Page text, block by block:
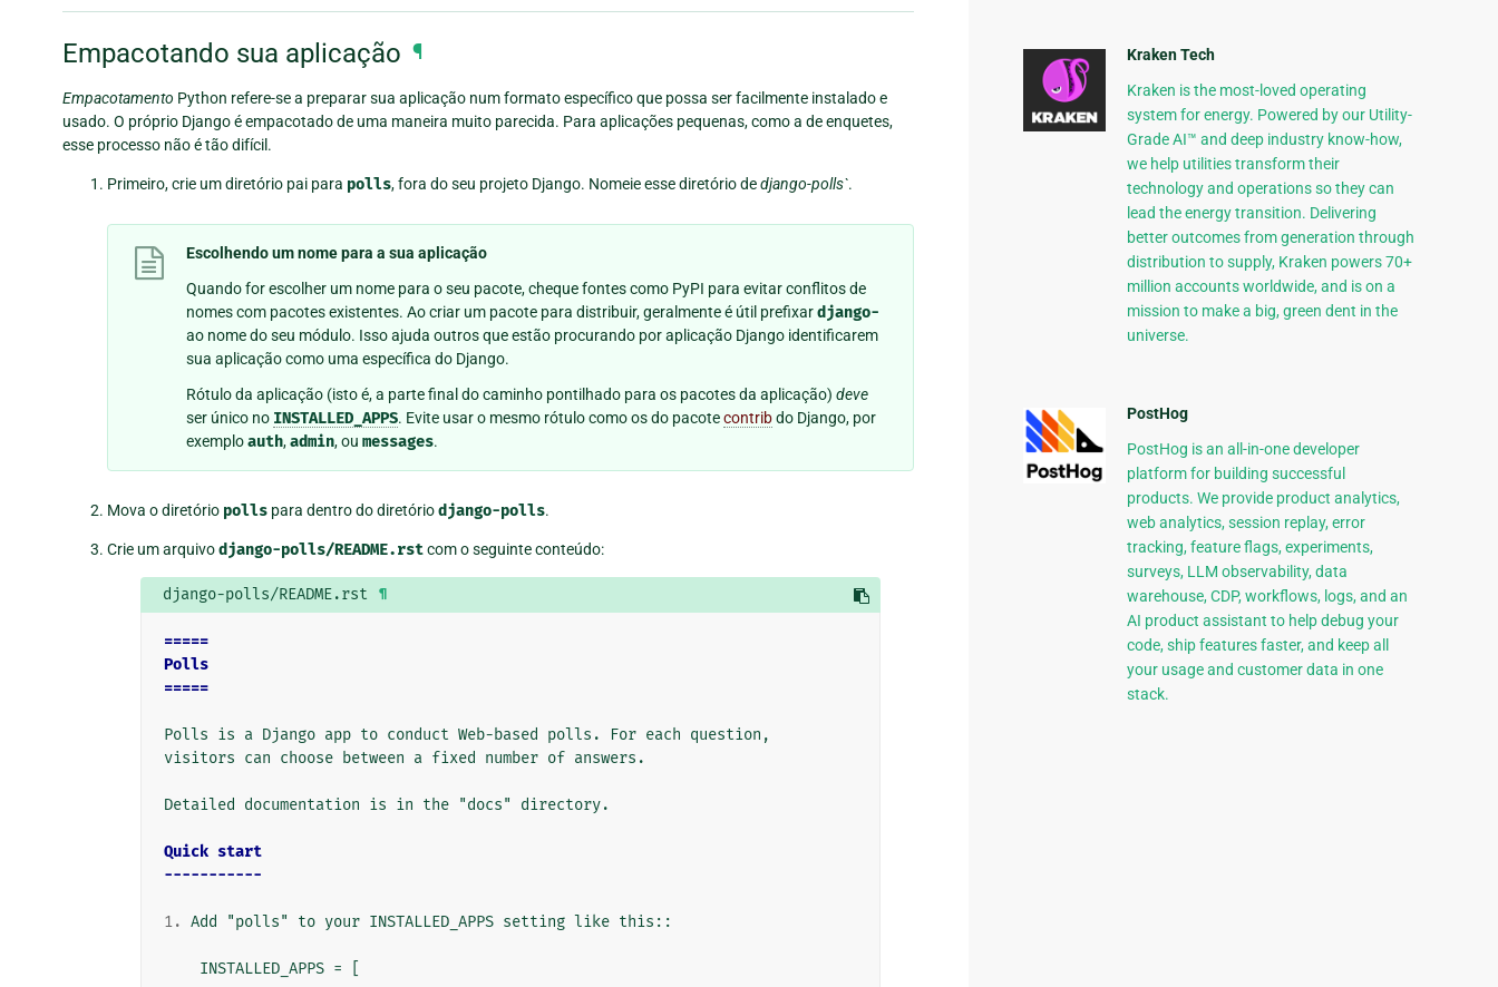
Empacotando sua aplicação ¶
Empacotamento Python refere-se a preparar sua aplicação num formato específico que possa ser facilmente instalado e
usado. O próprio Django é empacotado de uma maneira muito parecida. Para aplicações pequenas, como a de enquetes,
esse processo não é tão difícil.
Primeiro, crie um diretório pai para polls, fora do seu projeto Django. Nomeie esse diretório dedjango-polls`.
Escolhendo um nome para a sua aplicação
Quando for escolher um nome para o seu pacote, cheque fontes como PyPI para evitar conflitos de
nomes com pacotes existentes. Ao criar um pacote para distribuir, geralmente é útil prefixardjango-
ao nome do seu módulo. Isso ajuda outros que estão procurando por aplicação Django identificarem
sua aplicação como uma específica do Django.
Rótulo da aplicação (isto é, a parte final do caminho pontilhado para os pacotes da aplicação) deve
ser único no INSTALLED_APPS. Evite usar o mesmo rótulo como os do pacotecontribdo Django, por
exemploauth,admin, ou messages.
Mova o diretório polls para dentro do diretóriodjango-polls.
Crie um arquivodjango-polls/README.rstcom o seguinte conteúdo:
django-polls/README.rst ¶
=====
Polls
=====
Polls is a Django app to conduct Web-based polls. For each question,
visitors can choose between a fixed number of answers.
Detailed documentation is in the "docs" directory.
Quick start
-----------
1. Add "polls" to your INSTALLED_APPS setting like this::
Kraken Tech
Kraken is the most-loved operating
system for energy. Powered by our Utility-
Grade AI™ and deep industry know-how,
we help utilities transform their
technology and operations so they can
lead the energy transition. Delivering
better outcomes from generation through
distribution to supply, Kraken powers 70+
million accounts worldwide, and is on a
mission to make a big, green dent in the
universe.
PostHog
PostHog is an all-in-one developer
platform for building successful
products. We provide product analytics,
web analytics, session replay, error
tracking, feature flags, experiments,
surveys, LLM observability, data
warehouse, CDP, workflows, logs, and an
AI product assistant to help debug your
code, ship features faster, and keep all
your usage and customer data in one
stack.